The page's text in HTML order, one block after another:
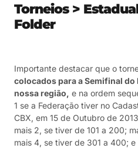
Torneios >
Folder
Importante destacar que o
colocados para a Semifinal
nossa região, e na ordem
1 se a Federação tiver no
CBX, em 15 de Outubro de
mais 2, se tiver de 101 a 200;
mais 4, se tiver de 301 a 400;